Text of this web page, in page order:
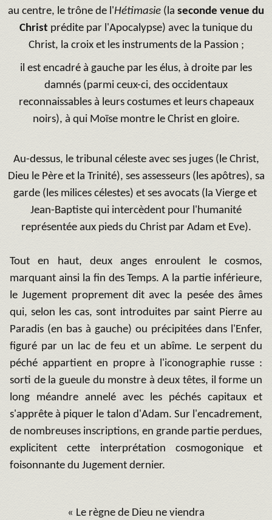
au centre, le trône de l'Hétimasie (la seconde venue du
Christ prédite par l'Apocalypse) avec la tunique du
Christ, la croix et les instruments de la Passion ;
il est encadré à gauche par les élus, à droite par les
damnés (parmi ceux-ci, des occidentaux
reconnaissables à leurs costumes et leurs chapeaux
noirs), à qui Moïse montre le Christ en gloire.
Au-dessus, le tribunal céleste avec ses juges (le Christ,
Dieu le Père et la Trinité), ses assesseurs (les apôtres), sa
garde (les milices célestes) et ses avocats (la Vierge et
Jean-Baptiste qui intercèdent pour l'humanité
représentée aux pieds du Christ par Adam et Eve).
Tout en haut, deux anges enroulent le cosmos,
marquant ainsi la fin des Temps. A la partie inférieure,
le Jugement proprement dit avec la pesée des âmes
qui, selon les cas, sont introduites par saint Pierre au
Paradis (en bas à gauche) ou précipitées dans l'Enfer,
figuré par un lac de feu et un abîme. Le serpent du
péché appartient en propre à l'iconographie russe :
sorti de la gueule du monstre à deux têtes, il forme un
long méandre annelé avec les péchés capitaux et
s'apprête à piquer le talon d'Adam. Sur l'encadrement,
de nombreuses inscriptions, en grande partie perdues,
explicitent cette interprétation cosmogonique et
foisonnante du Jugement dernier.
« Le règne de Dieu ne viendra